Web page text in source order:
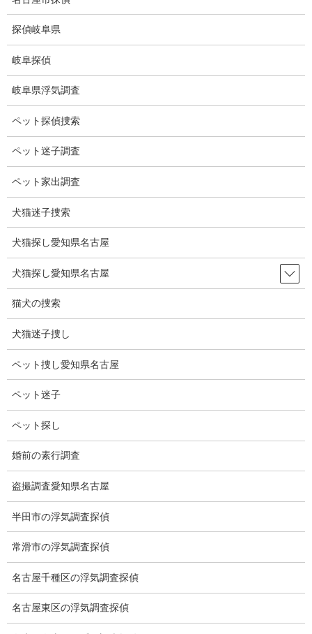
に
動
ョ
に
動
ブログ
HOME ブログ
2022-11-06
ブログ
キムタク
キムタクが「岐阜県信長まつり」の最終日6日に出演して「信長公
騎馬武者行列」が行われた。
私はこの日キムタクを見に行くつもりでワクワクしていました
が、急用ができ行けなくなりました。
非常に残念です。
テレビで拝見しましたが、信長の衣装が凄く似合っていて格好い
実物はもっと格好いいんだろうと思います。
キムタクは1988年、SMAPとして活動をはじめ、その３年後バブ
を楽しませてくれました。
そして今もなお喜びを与えてくれています。
探偵岐阜県
岐阜探偵
岐阜県浮気調査
ペット探偵捜索
ペット迷子調査
ペット家出調査
犬猫迷子捜索
犬猫探し愛知県名古屋
犬猫探し愛知県名古屋
猫犬の捜索
犬猫迷子捜し
ペット捜し愛知県名古屋
ペット迷子
ペット探し
婚前の素行調査
盗撮調査愛知県名古屋
半田市の浮気調査探偵
常滑市の浮気調査探偵
名古屋千種区の浮気調査探偵
名古屋東区の浮気調査探偵